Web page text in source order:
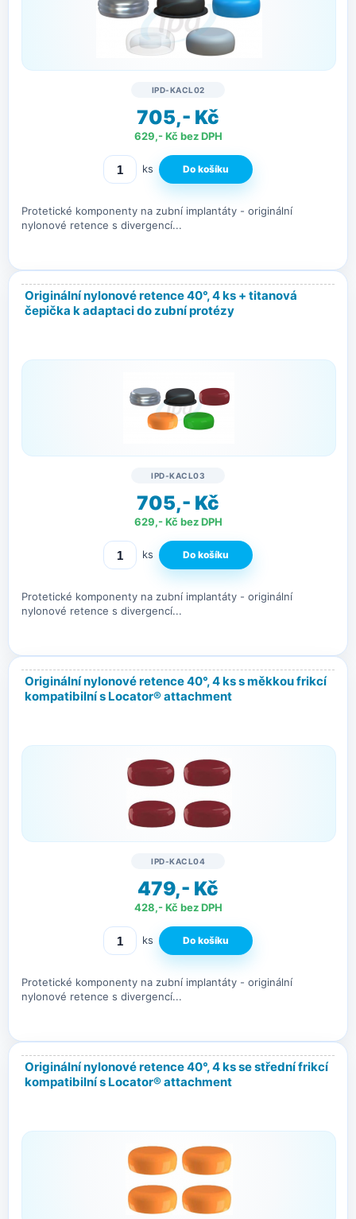
IPD-KACL02
705,- Kč
629,- Kč bez DPH
ks
Protetické komponenty na zubní implantáty - originální
nylonové retence s divergencí...
Originální nylonové retence 40°, 4 ks + titanová
čepička k adaptaci do zubní protézy
IPD-KACL03
705,- Kč
629,- Kč bez DPH
ks
Protetické komponenty na zubní implantáty - originální
nylonové retence s divergencí...
Originální nylonové retence 40°, 4 ks s měkkou frikcí
kompatibilní s Locator® attachment
IPD-KACL04
479,- Kč
428,- Kč bez DPH
ks
Protetické komponenty na zubní implantáty - originální
nylonové retence s divergencí...
Originální nylonové retence 40°, 4 ks se střední frikcí
kompatibilní s Locator® attachment